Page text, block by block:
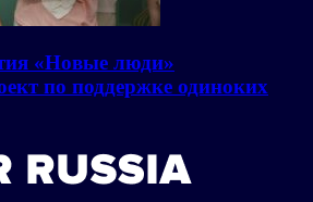
«Новые люди»
по поддержке одиноких